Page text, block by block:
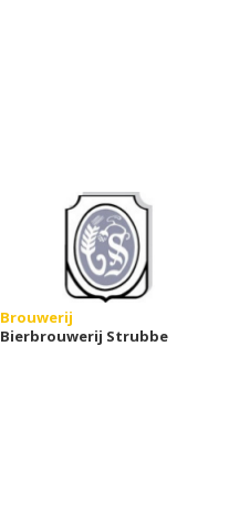
Brouwerij
Bierbrouwerij Strubbe